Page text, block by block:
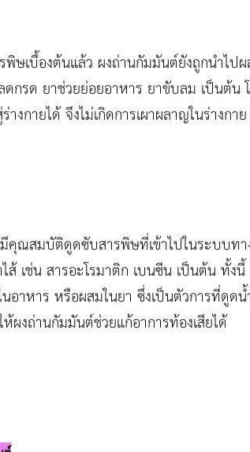
พิษเบื้องต้นแล้ว ผงถ่านกัมมันต์ยังถูกนำไป
กรด ยาช่วยย่อยอาหาร ยาขับลม เป็นต้น
งกายได้ จึงไม่เกิดการเผาผลาญในร่างกาย
ณสมบัติดูดซับสารพิษที่เข้าไปในระบบทา
ส้ เช่น สารอะโรมาติก เบนซีน เป็นต้น ทั้
าหาร หรือผสมในยา ซึ่งเป็นตัวการที่ดูด
ผงถ่านกัมมันต์ช่วยแก้อาการท้องเสียได้